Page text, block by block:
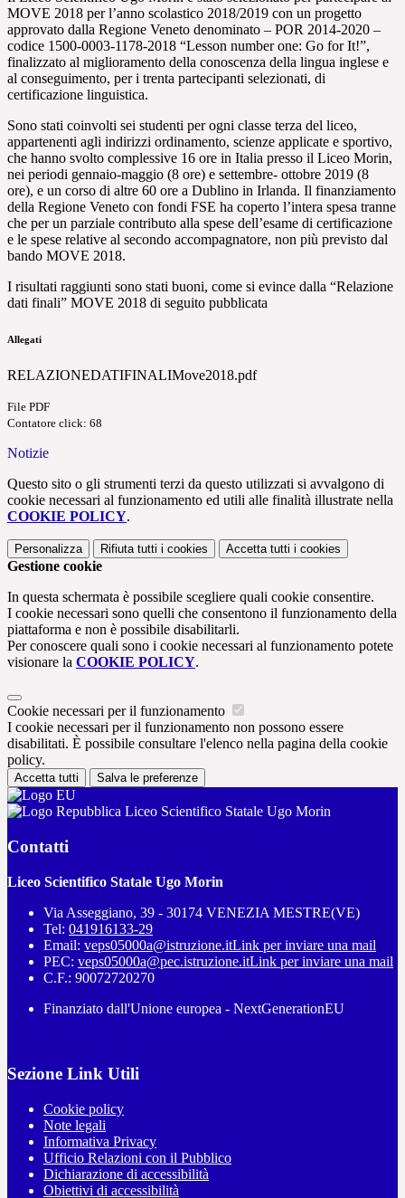
MOVE 2018 per l’anno scolastico 2018/2019 con un progetto
approvato dalla Regione Veneto denominato – POR 2014-2020 –
codice 1500-0003-1178-2018 “Lesson number one: Go for It!”,
finalizzato al miglioramento della conoscenza della lingua inglese e
al conseguimento, per i trenta partecipanti selezionati, di
certificazione linguistica.
Sono stati coinvolti sei studenti per ogni classe terza del liceo,
appartenenti agli indirizzi ordinamento, scienze applicate e sportivo,
che hanno svolto complessive 16 ore in Italia presso il Liceo Morin,
nei periodi gennaio-maggio (8 ore) e settembre- ottobre 2019 (8
ore), e un corso di altre 60 ore a Dublino in Irlanda. Il finanziamento
della Regione Veneto con fondi FSE ha coperto l’intera spesa tranne
che per un parziale contributo alla spese dell’esame di certificazione
e le spese relative al secondo accompagnatore, non più previsto dal
bando MOVE 2018.
I risultati raggiunti sono stati buoni, come si evince dalla “Relazione
dati finali” MOVE 2018 di seguito pubblicata
Allegati
RELAZIONEDATIFINALIMove2018.pdf
File PDF
Contatore click: 68
Notizie
Questo sito o gli strumenti terzi da questo utilizzati si avvalgono di
cookie necessari al funzionamento ed utili alle finalità illustrate nella
COOKIE POLICY.
Personalizza Rifiuta tutti i cookies Accetta tutti i cookies
Gestione cookie
In questa schermata è possibile scegliere quali cookie consentire.
I cookie necessari sono quelli che consentono il funzionamento della
piattaforma e non è possibile disabilitarli.
Per conoscere quali sono i cookie necessari al funzionamento potete
visionare la COOKIE POLICY.
Cookie necessari per il funzionamento
I cookie necessari per il funzionamento non possono essere
disabilitati. È possibile consultare l'elenco nella pagina della cookie
policy.
Accetta tutti Salva le preferenze
Liceo Scientifico Statale Ugo Morin
Contatti
Liceo Scientifico Statale Ugo Morin
Via Asseggiano, 39 - 30174 VENEZIA MESTRE(VE)
Tel: 041916133-29
Email: veps05000a@istruzione.itLink per inviare una mail
PEC: veps05000a@pec.istruzione.itLink per inviare una mail
C.F.: 90072720270
Finanziato dall'Unione europea - NextGenerationEU
Sezione Link Utili
Cookie policy
Note legali
Informativa Privacy
Ufficio Relazioni con il Pubblico
Dichiarazione di accessibilità
Obiettivi di accessibilità